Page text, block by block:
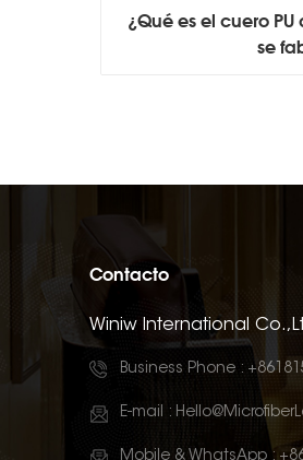
¿Qué es el cuero
se
Contacto
Winiw International
Business Phone :
E-mail :